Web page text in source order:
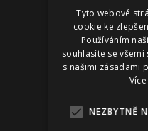
Tyto webové
cookie ke
Používáním
souhlasíte se
s našimi zásadami
NEZBYTNĚ